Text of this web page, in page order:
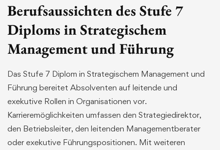
Berufsaussichten des Stufe 7
Diploms in Strategischem
Management und Führung
Das Stufe 7 Diplom in Strategischem Management und
Führung bereitet Absolventen auf leitende und
exekutive Rollen in Organisationen vor.
Karrieremöglichkeiten umfassen den Strategiedirektor,
den Betriebsleiter, den leitenden Managementberater
oder exekutive Führungspositionen. Mit weiteren